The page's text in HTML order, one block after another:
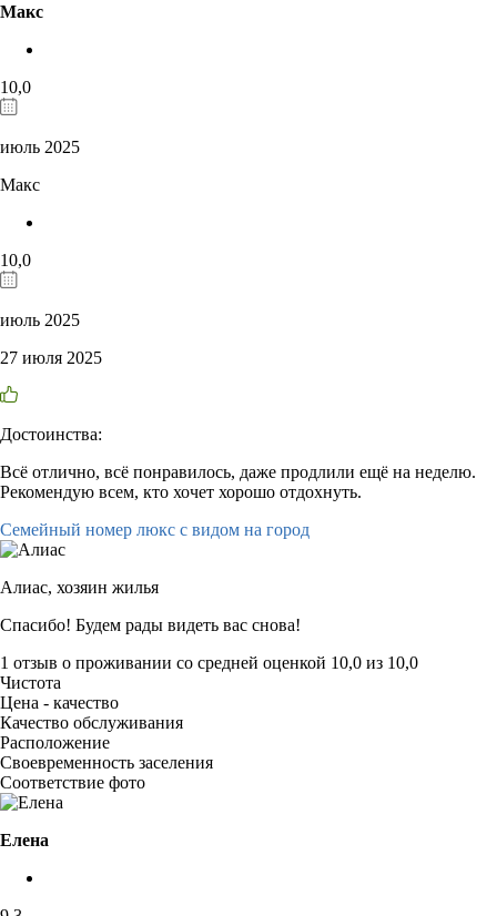
Макс
10,0
июль 2025
Макс
10,0
июль 2025
27 июля 2025
Достоинства:
Всё отлично, всё понравилось, даже продлили ещё на неделю.
Рекомендую всем, кто хочет хорошо отдохнуть.
Семейный номер люкс с видом на город
Алиас, хозяин жилья
Спасибо! Будем рады видеть вас снова!
1 отзыв о проживании со средней оценкой 10,0 из 10,0
Чистота
Цена - качество
Качество обслуживания
Расположение
Своевременность заселения
Соответствие фото
Елена